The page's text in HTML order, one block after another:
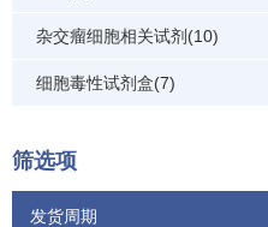
杂交瘤细胞相关试剂(10)
细胞毒性试剂盒(7)
筛选项
发货周期